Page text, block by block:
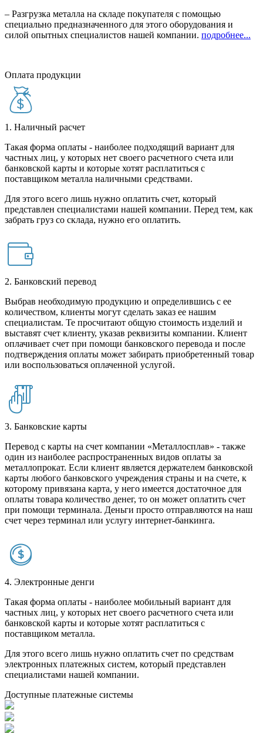
– Разгрузка металла на складе покупателя с помощью
специально предназначенного для этого оборудования и
силой опытных специалистов нашей компании. подробнее...
Оплата продукции
1. Наличный расчет
Такая форма оплаты - наиболее подходящий вариант для
частных лиц, у которых нет своего расчетного счета или
банковской карты и которые хотят расплатиться с
поставщиком металла наличными средствами.
Для этого всего лишь нужно оплатить счет, который
представлен специалистами нашей компании. Перед тем, как
забрать груз со склада, нужно его оплатить.
2. Банковский перевод
Выбрав необходимую продукцию и определившись с ее
количеством, клиенты могут сделать заказ ее нашим
специалистам. Те просчитают общую стоимость изделий и
выставят счет клиенту, указав реквизиты компании. Клиент
оплачивает счет при помощи банковского перевода и после
подтверждения оплаты может забирать приобретенный товар
или воспользоваться оплаченной услугой.
3. Банковские карты
Перевод с карты на счет компании «Металлосплав» - также
один из наиболее распространенных видов оплаты за
металлопрокат. Если клиент является держателем банковской
карты любого банковского учреждения страны и на счете, к
которому привязана карта, у него имеется достаточное для
оплаты товара количество денег, то он может оплатить счет
при помощи терминала. Деньги просто отправляются на наш
счет через терминал или услугу интернет-банкинга.
4. Электронные денги
Такая форма оплаты - наиболее мобильный вариант для
частных лиц, у которых нет своего расчетного счета или
банковской карты и которые хотят расплатиться с
поставщиком металла.
Для этого всего лишь нужно оплатить счет по средствам
электронных платежных систем, который представлен
специалистами нашей компании.
Доступные платежные системы